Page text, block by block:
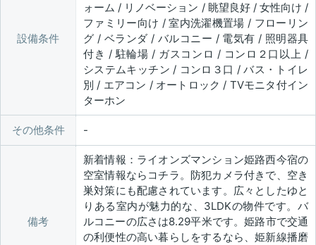
設備条件
ォーム / リノベーション / 眺望良好 / 女性向け /
ファミリー向け / 室内洗濯機置場 / フローリン
グ / ベランダ / バルコニー / 電気有 / 照明器具
付き / 駐輪場 / ガスコンロ / コンロ２口以上 /
システムキッチン / コンロ３口 / バス・トイレ
別 / エアコン / オートロック / TVモニタ付イン
ターホン
その他条件
備考
新着情報：ライオンズマンション姫路西今宿の
空室情報ならコチラ。防犯カメラ付きで、空き
巣対策にも配慮されています。広々としたゆと
りある室内が魅力的な、3LDKの物件です。バ
ルコニーの広さは8.29平米です。姫路市で交通
の利便性の高い暮らしをするなら、姫新線播磨